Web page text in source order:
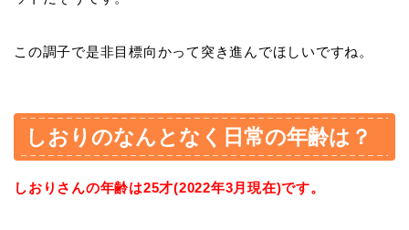
この調子で是非目標向かって突き進んでほしいですね。
しおりのなんとなく日常の年齢は？
しおりさんの年齢は25才(2022年3月現在)です。